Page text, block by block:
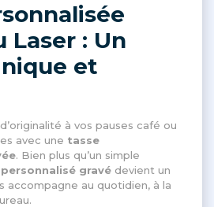
Laser : Un
et
à vos pauses café ou
avec une tasse
. Bien plus qu’un simple
gravé devient un
accompagne au quotidien, à la